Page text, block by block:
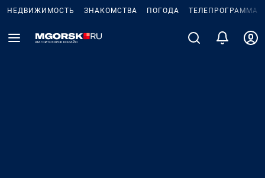
НЕДВИЖИМОСТЬ ЗНАКОМСТВА ПОГОДА ТЕЛЕПРОГРАММА